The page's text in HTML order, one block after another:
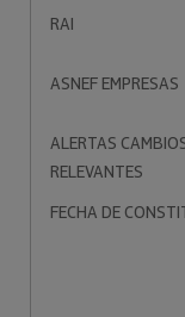
RAI
ASNEF EMPRESAS
ALERTAS
RELEVANTES
FECHA DE